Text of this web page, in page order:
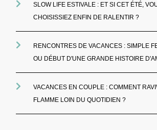
SLOW LIFE ESTIVALE : ET SI CET ÉTÉ,
CHOISISSIEZ ENFIN DE RALENTIR ?
RENCONTRES DE VACANCES : SIMPLE
OU DÉBUT D'UNE GRANDE HISTOIRE
VACANCES EN COUPLE : COMMENT
FLAMME LOIN DU QUOTIDIEN ?